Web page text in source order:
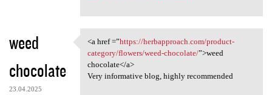
weed
chocolate
23.04.2025
<a href =”https:/
<a href =”https://herbapproach.com/product-
category/flowers/weed-chocolate/”>weed
chocolate</a>
Very informative blog, highly recommended